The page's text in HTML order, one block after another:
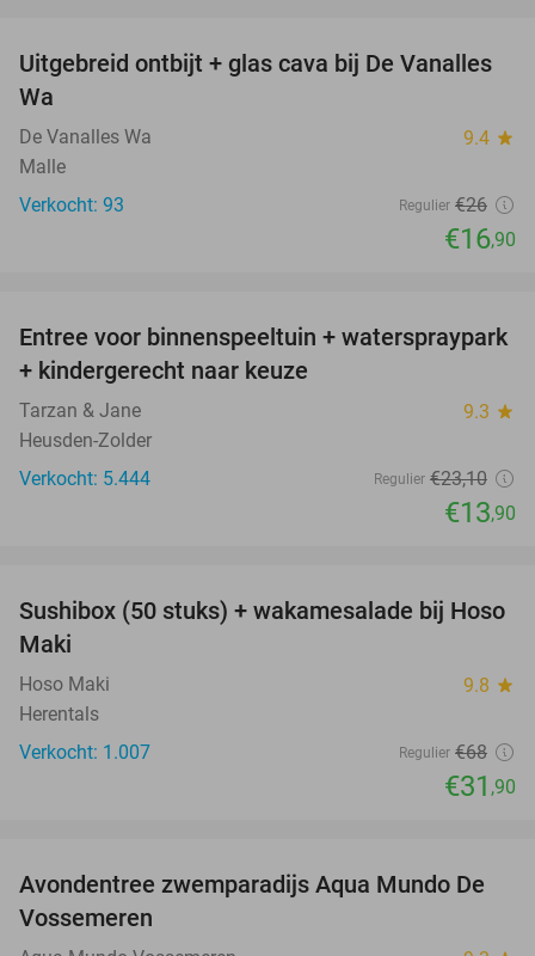
35%
Uitgebreid ontbijt + glas cava bij De Vanalles
Wa
De Vanalles Wa 9.4 star
Malle
Verkocht: 93
Regulier €26
€16,90
40%
Entree voor binnenspeeltuin + waterspraypark
+ kindergerecht naar keuze
Tarzan & Jane 9.3 star
Heusden-Zolder
Verkocht: 5.444
Regulier €23,10
€13,90
53%
Sushibox (50 stuks) + wakamesalade bij Hoso
Maki
Hoso Maki 9.8 star
Herentals
Verkocht: 1.007
Regulier €68
€31 ,90
15%
Avondentree zwemparadijs Aqua Mundo De
Vossemeren